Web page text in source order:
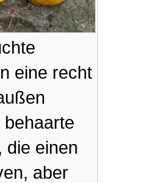
eine recht
behaarte
die einen
aber